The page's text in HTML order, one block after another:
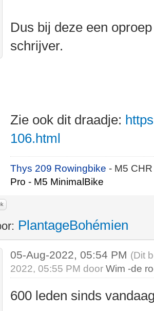
Dus bij deze een
schrijver.
Zie ook dit draadje:
106.html
Thys 209 Rowingbike- M5
Pro - M5 MinimalBike
PlantageBohémien
05-Aug-2022, 05:54 PM (Dit
2022, 05:55 PM doorWim -de
600 leden sinds